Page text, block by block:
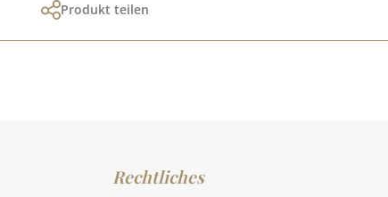
Produkt teilen
Rechtliches